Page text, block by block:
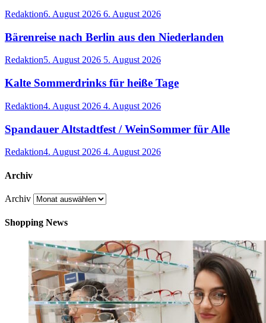
Redaktion6. August 2026 6. August 2026
Bärenreise nach Berlin aus den Niederlanden
Redaktion5. August 2026 5. August 2026
Kalte Sommerdrinks für heiße Tage
Redaktion4. August 2026 4. August 2026
Spandauer Altstadtfest / WeinSommer für Alle
Redaktion4. August 2026 4. August 2026
Archiv
Archiv
Shopping News